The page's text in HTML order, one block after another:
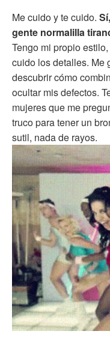
Me cuido y te cuido. Sí,
gente normalilla
Tengo mi propio
cuido los detalles. Me
descubrir cómo
ocultar mis defectos.
mujeres que me
truco para tener un
sutil, nada de rayos.